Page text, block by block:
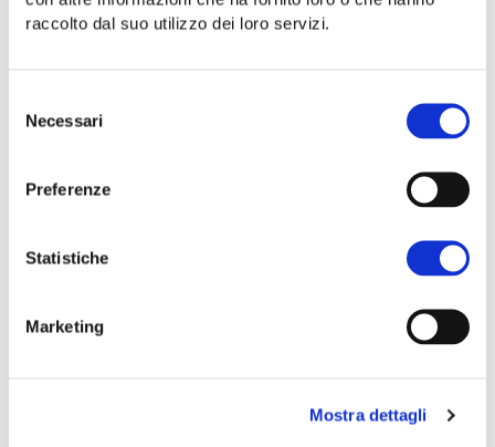
raccolto dal suo utilizzo dei loro servizi.
delNecessari
Preferenze
Statistiche
Marketing
Mostra dettagli
Hartweizengrieß
Senatore Cappelli “De
3.80€
Hartweizengrieß
Senatore Cappelli “De